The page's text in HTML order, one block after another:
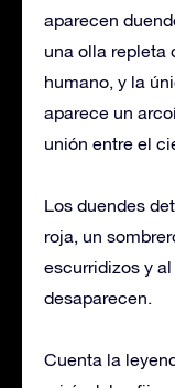
aparecen
una olla repleta
humano, y la
aparece un
unión entre el
Los duendes
roja, un
escurridizos y
desaparecen.
Cuenta la